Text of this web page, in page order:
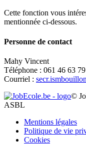
Cette fonction vous
mentionnée ci-dessous.
Personne de contact
Mahy Vincent
Téléphone : 061 46 63 79
Courriel :
+
©
ASBL
Mentions légales
Politique de vie
Cookies